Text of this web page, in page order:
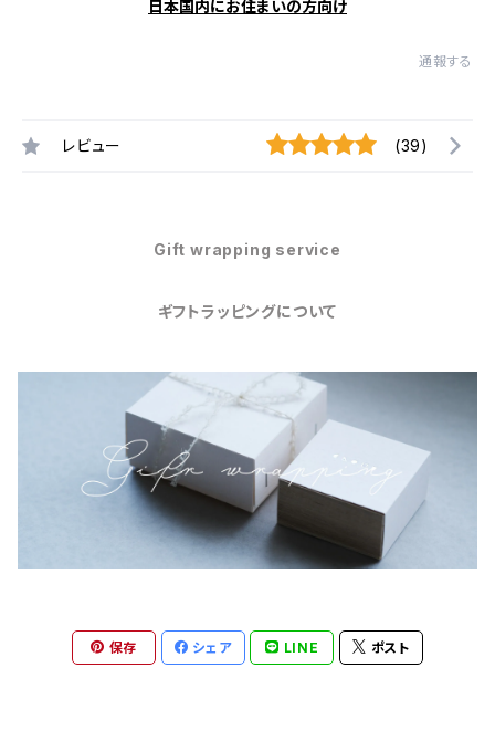
日本国内にお住まいの方向け
通報する
レビュー (39)
Gift wrapping service
ギフトラッピングについて
保存 シェア LINE ポスト